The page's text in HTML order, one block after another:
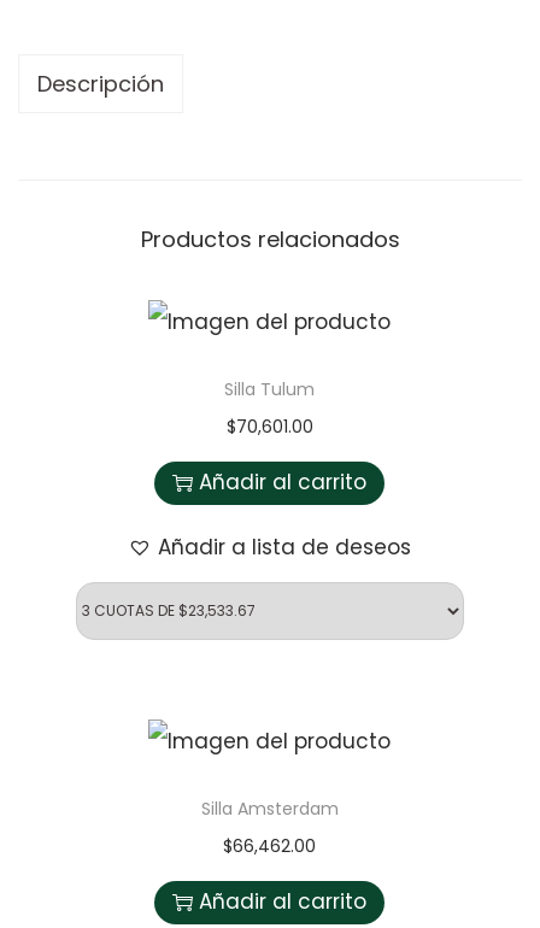
Descripción
Productos relacionados
Silla Tulum
$70,601.00
Añadir al carrito
Añadir a lista de deseos
Silla Amsterdam
$66,462.00
Añadir al carrito